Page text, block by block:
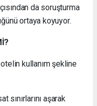
da soruşturma
ortaya koyuyor.
kullanım şekline
sınırlarını aşarak